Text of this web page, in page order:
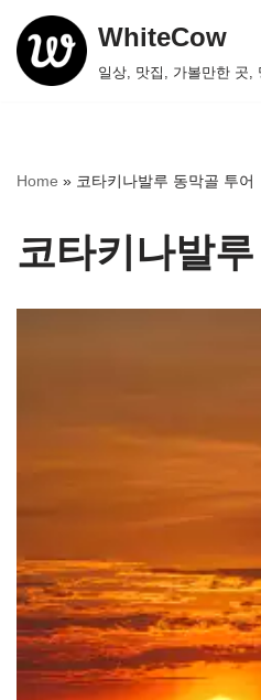
콘
텐
기
WhiteCow
일상, 맛집, 가볼만한 곳,
Home » 코타키나발루 동막골 투어
코타키나발